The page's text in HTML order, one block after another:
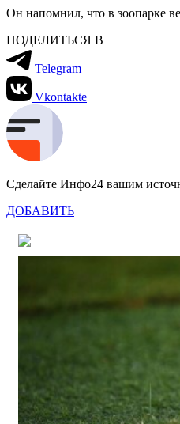
Он напомнил, что в зоопарке
ПОДЕЛИТЬСЯ В
Telegram
Vkontakte
Сделайте Инфо24 вашим
ДОБАВИТЬ